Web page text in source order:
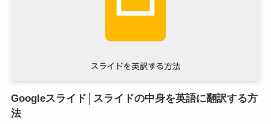
Googleスライド│スライドの中身を英語に翻訳する方
法